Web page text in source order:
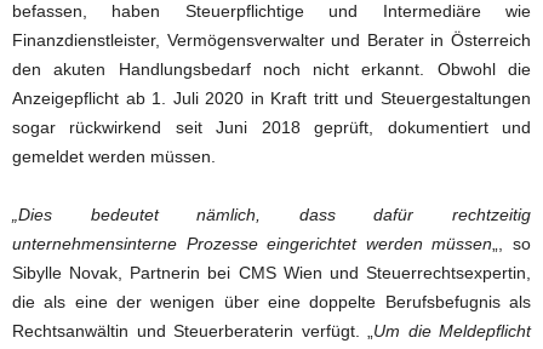
befassen, haben Steuerpflichtige und Intermediäre wie
Finanzdienstleister, Vermögensverwalter und Berater in Österreich
den akuten Handlungsbedarf noch nicht erkannt. Obwohl die
Anzeigepflicht ab 1. Juli 2020 in Kraft tritt und Steuergestaltungen
sogar rückwirkend seit Juni 2018 geprüft, dokumentiert und
gemeldet werden müssen.
„Dies bedeutet nämlich, dass dafür rechtzeitig
unternehmensinterne Prozesse eingerichtet werden müssen„, so
Sibylle Novak, Partnerin bei CMS Wien und Steuerrechtsexpertin,
die als eine der wenigen über eine doppelte Berufsbefugnis als
Rechtsanwältin und Steuerberaterin verfügt. „Um die Meldepflicht